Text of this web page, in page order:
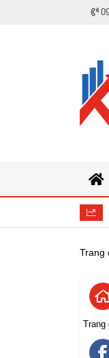
200 triệu đồng,
Trang
Trang